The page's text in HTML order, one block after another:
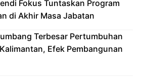
Fokus Tuntaskan Program
di Akhir Masa Jabatan
Terbesar Pertumbuhan
Efek Pembangunan